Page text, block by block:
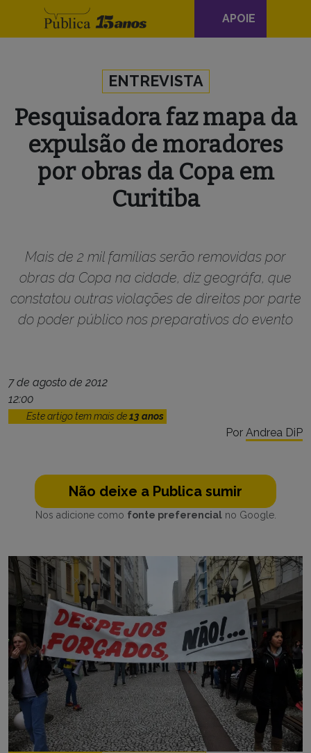
Navegação
principal
APOIE
ENTREVISTA
Pesquisadora faz mapa da
expulsão de moradores
por obras da Copa em
Curitiba
Mais de 2 mil famílias serão removidas por
obras da Copa na cidade, diz geográfa, que
constatou outras violações de direitos por parte
do poder público nos preparativos do evento
7 de agosto de 2012
12:00
Este artigo tem mais de13 anos
Por Andrea DiP
Não deixe a Publica sumir
Nos adicione como fonte preferencialno Google.